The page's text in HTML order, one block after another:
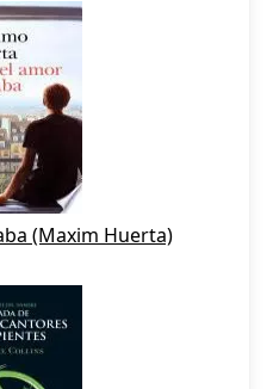
(Maxim Huerta)